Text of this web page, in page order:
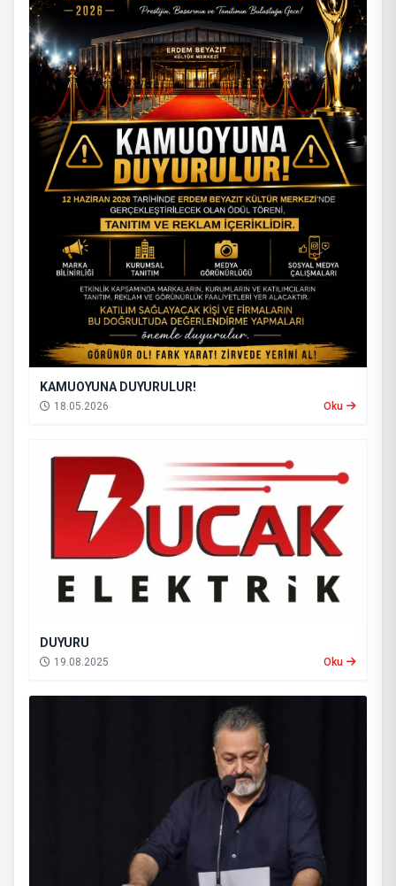
KAMUOYUNA DUYURULUR!
18.05.2026 Oku
DUYURU
19.08.2025 Oku